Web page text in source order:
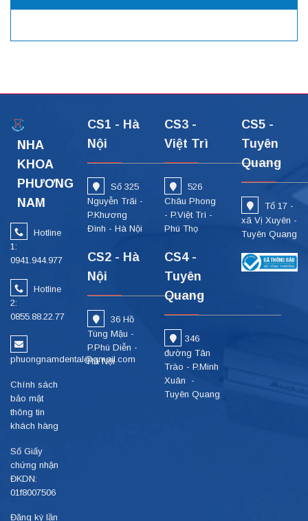
NHA
KHOA
PHƯƠNG
NAM
Hotline
1:
0941.944.977
Hotline
2:
0855.88.22.77
phuongnamdental@gmail.com
Chính sách
bảo mật
thông tin
khách hàng
Số Giấy
chứng nhận
ĐKDN:
01f8007506
Đăng ký lần
CS1 - Hà
Nội
Số 325
Nguyễn Trãi -
P.Khương
Đình - Hà Nội
CS2 - Hà
Nội
36 Hồ
Tùng Mậu -
P.Phú Diễn -
Hà Nội
CS3 -
Việt Trì
526
Châu Phong
- P.Việt Trì -
Phú Thọ
CS4 -
Tuyên
Quang
346
đường Tân
Trào - P.Minh
Xuân -
Tuyên Quang
CS5 -
Tuyên
Quang
Tổ 17 -
xã Vị Xuyên -
Tuyên Quang